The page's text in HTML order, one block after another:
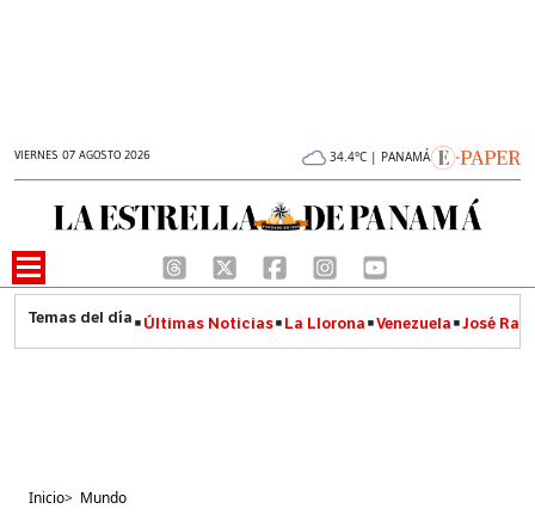
VIERNES 07 AGOSTO 2026 34.4°C | PANAMÁ
Últimas Noticias La Llorona Venezuela José
Inicio> Mundo